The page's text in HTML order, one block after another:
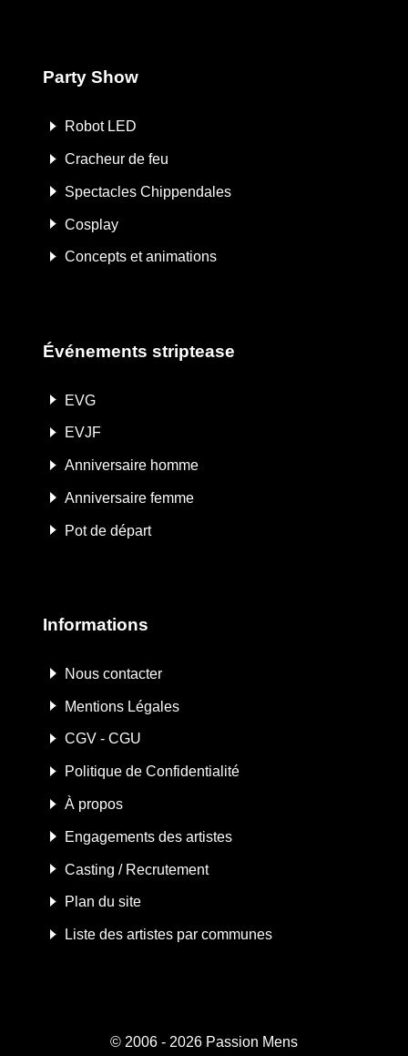
Party Show
Robot LED
Cracheur de feu
Spectacles Chippendales
Cosplay
Concepts et animations
Événements striptease
EVG
EVJF
Anniversaire homme
Anniversaire femme
Pot de départ
Informations
Nous contacter
Mentions Légales
CGV - CGU
Politique de Confidentialité
À propos
Engagements des artistes
Casting / Recrutement
Plan du site
Liste des artistes par communes
© 2006 - 2026 Passion Mens